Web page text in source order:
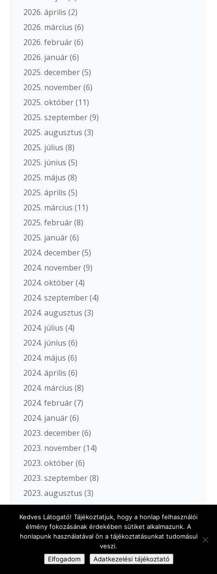
2026. április (2)
2026. március (6)
2026. február(6)
2026. január(6)
2025. december(5)
2025. november(6)
2025. október(11)
2025. szeptember(9)
2025. augusztus (3)
2025. július (8)
2025. június (5)
2025. május (8)
2025. április (5)
2025. március (11)
2025. február(8)
2025. január(6)
2024. december(5)
2024. november(9)
2024. október(4)
2024. szeptember(4)
2024. augusztus (3)
2024. július (4)
2024. június (6)
2024. május (6)
2024. április (6)
2024. március (8)
2024. február(7)
2024. január(6)
2023. december(6)
2023. november(14)
2023. október(6)
2023. szeptember(8)
2023. augusztus (3)
2023. július(5)
2023. június(6)
2023. május(9)
2023. április(7)
Kedves Látogató! Tájékoztatjuk, hogy a honlap felhasználói
élmény fokozásának érdekében sütiket alkalmazunk. A
honlapunk használatával ön a tájékoztatásunkat tudomásul
veszi.
Elfogadom
Adatkezelési tájékoztató